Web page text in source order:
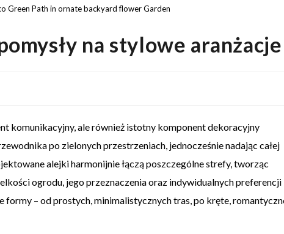
Green Path in ornate backyard flower Garden
na stylowe aranżacje
komunikacyjny, ale również istotny komponent dekoracyjny
po zielonych przestrzeniach, jednocześnie nadając całej
alejki harmonijnie łączą poszczególne strefy, tworząc
ogrodu, jego przeznaczenia oraz indywidualnych preferencji
formy – od prostych, minimalistycznych tras, po kręte,